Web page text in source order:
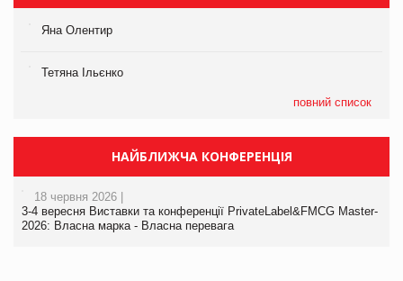
Яна Олентир
Тетяна Ільєнко
повний список
НАЙБЛИЖЧА КОНФЕРЕНЦІЯ
18 червня 2026 |
3-4 вересня Виставки та конференції PrivateLabel&FMCG Master-
2026: Власна марка - Власна перевага